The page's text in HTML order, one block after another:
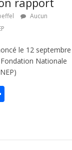
Aucun
le 12 septembre
Nationale